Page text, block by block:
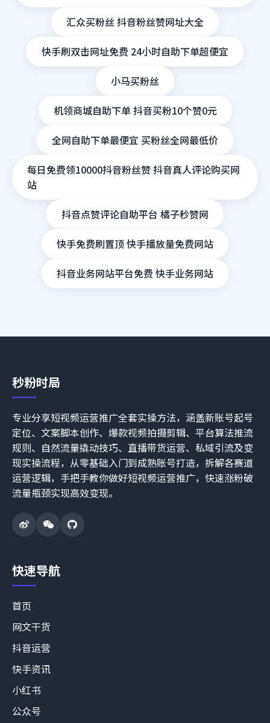
汇众买粉丝 抖音粉丝赞网址大全
快手刷双击网址免费 24小时自助下单超便宜
小马买粉丝
机领商城自助下单 抖音买粉10个赞0元
全网自助下单最便宜 买粉丝全网最低价
每日免费领10000抖音粉丝赞 抖音真人评论购买网
站
抖音点赞评论自助平台 橘子秒赞网
快手免费刷置顶 快手播放量免费网站
抖音业务网站平台免费 快手业务网站
秒粉时局
专业分享短视频运营推广全套实操方法，涵盖新账号起号
定位、文案脚本创作、爆款视频拍摄剪辑、平台算法推流
规则、自然流量撬动技巧、直播带货运营、私域引流及变
现实操流程，从零基础入门到成熟账号打造，拆解各赛道
运营逻辑，手把手教你做好短视频运营推广，快速涨粉破
流量瓶颈实现高效变现。
快速导航
首页
网文干货
抖音运营
快手资讯
小红书
公众号